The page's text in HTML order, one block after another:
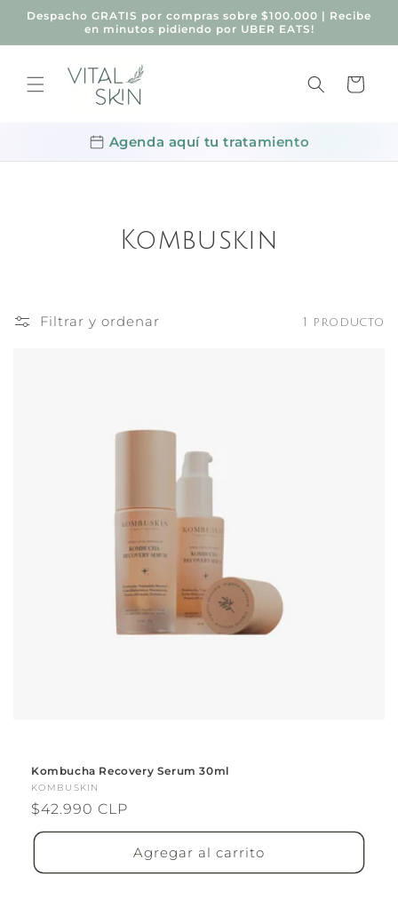
directamente
al contenido
Despacho GRATIS por compras sobre $100.000 | Recibe
en minutos pidiendo por UBER EATS!
Carrito
Agenda aquí tu tratamiento
Kombuskin
Filtrar y ordenar 1 producto
Kombucha Recovery Serum 30ml
Proveedor:
KOMBUSKIN
Precio
habitual
$42.990 CLP
Agregar al carrito